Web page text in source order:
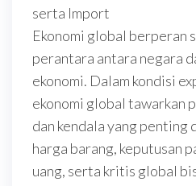
serta Import
Ekonomi global berperan
perantara antara negara
ekonomi. Dalam kondisi
ekonomi global tawarkan
dan kendala yang penting
harga barang, keputusan
uang, serta kritis global